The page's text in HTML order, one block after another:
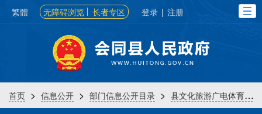
繁體 无障碍浏览 长者专区 登录 | 注册
首页 > 信息公开 > 部门信息公开目录 > 县文化旅游广电体育局